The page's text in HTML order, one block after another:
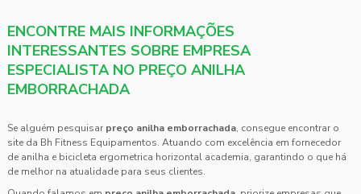
ENCONTRE MAIS INFORMAÇÕES
INTERESSANTES SOBRE EMPRESA
ESPECIALISTA NO PREÇO ANILHA
EMBORRACHADA
Se alguém pesquisar preço anilha emborrachada, consegue encontrar o
site da Bh Fitness Equipamentos. Atuando com excelência em fornecedor
de anilha e bicicleta ergometrica horizontal academia, garantindo o que há
de melhor na atualidade para seus clientes.